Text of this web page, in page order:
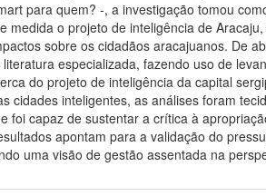
para quem? -, a investigação tomou
medida o projeto de inteligência de
sobre os cidadãos aracajuanos. De
especializada, fazendo uso de
do projeto de inteligência da capital
cidades inteligentes, as análises foram
foi capaz de sustentar a crítica à
apontam para a validação do
uma visão de gestão assentada na